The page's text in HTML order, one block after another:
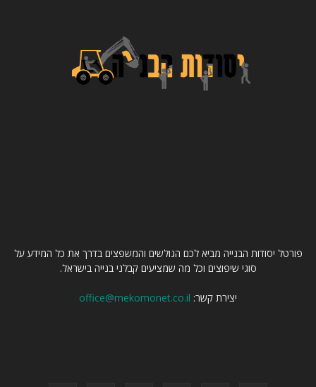
פורטל יסודות הבנייה מביא לכם הגולשים והמשפצים בדרך את כל המידע על
סוגי שיפוצים וכל מה שמציעים קבלני בנייה בישראל.
יצירת קשר: office@mekomonet.co.il